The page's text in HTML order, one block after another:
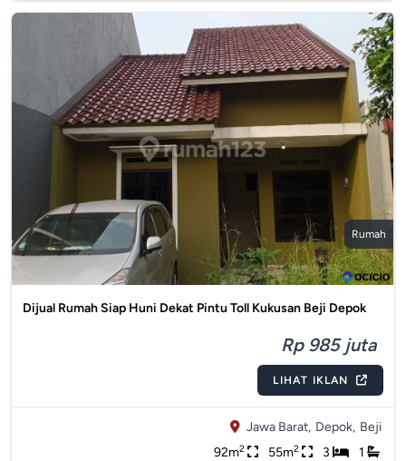
Rumah
Dijual Rumah Siap Huni Dekat Pintu Toll Kukusan Beji Depok
Rp 985 juta
LIHAT IKLAN
Jawa Barat, Depok, Beji
92m2 55m2 3 1